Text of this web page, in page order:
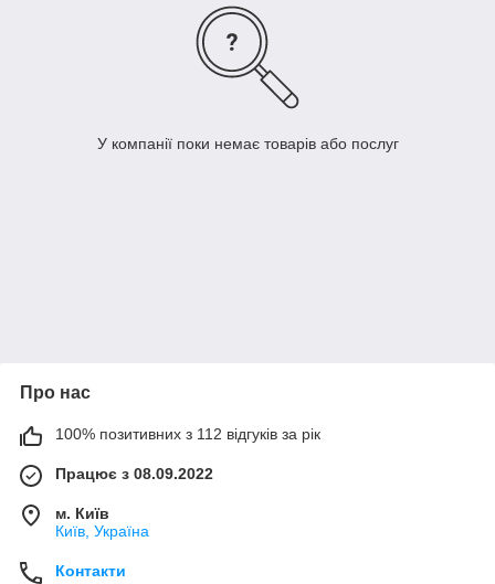
У компанії поки немає товарів або послуг
Про нас
100% позитивних з 112 відгуків за рік
Працює з 08.09.2022
м. Київ
Київ, Україна
Контакти